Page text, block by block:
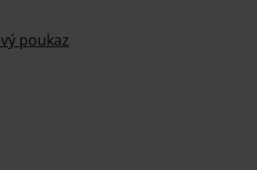
poukaz